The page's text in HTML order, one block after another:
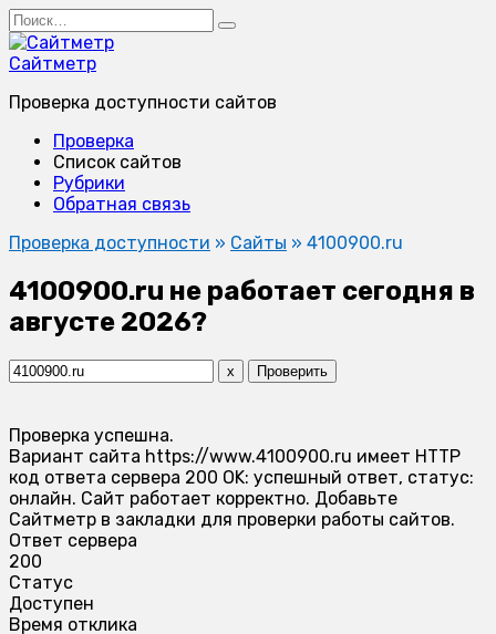
Перейти
к
содержанию
Search
for:
Сайтметр
Проверка доступности сайтов
Проверка
Список сайтов
Рубрики
Обратная связь
Проверка доступности » Сайты » 4100900.ru
4100900.ru не работает сегодня в
августе 2026?
x Проверить
Проверка успешна.
Вариант сайта https://www.4100900.ru имеет HTTP
код ответа сервера 200 OK: успешный ответ, статус:
онлайн. Сайт работает корректно. Добавьте
Сайтметр в закладки для проверки работы сайтов.
Ответ сервера
200
Статус
Доступен
Время отклика